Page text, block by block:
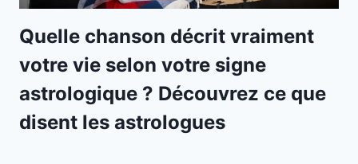
Quelle chanson décrit vraiment
votre vie selon votre signe
astrologique ? Découvrez ce que
disent les astrologues